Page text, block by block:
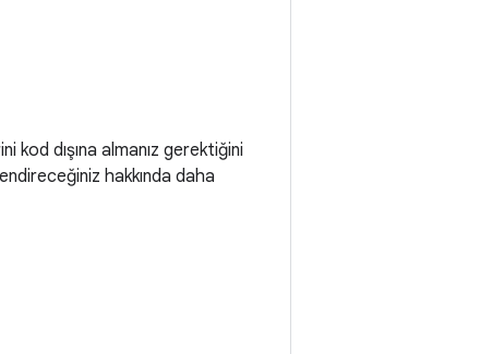
dışına almanız gerektiğini
hakkında daha